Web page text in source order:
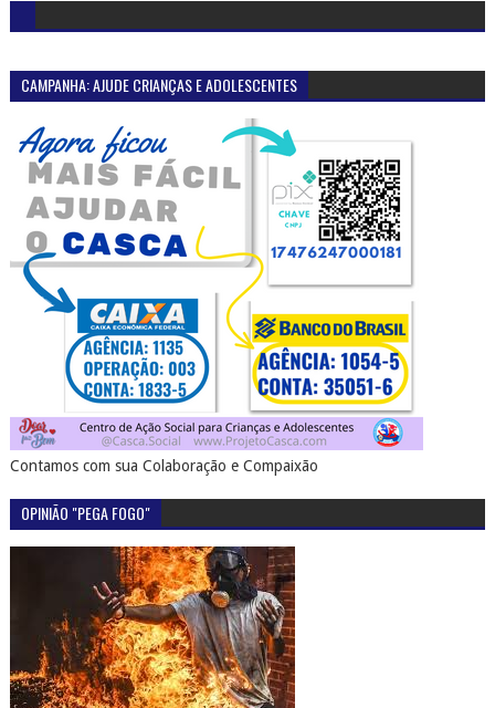
CAMPANHA: AJUDE CRIANÇAS E ADOLESCENTES
Contamos com sua Colaboração e Compaixão
OPINIÃO "PEGA FOGO"